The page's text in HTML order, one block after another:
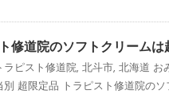
修道院のソフトクリームは
ラピスト修道院, 北斗市 , 北海道 お
別 超限定品 トラピスト修道院のソ